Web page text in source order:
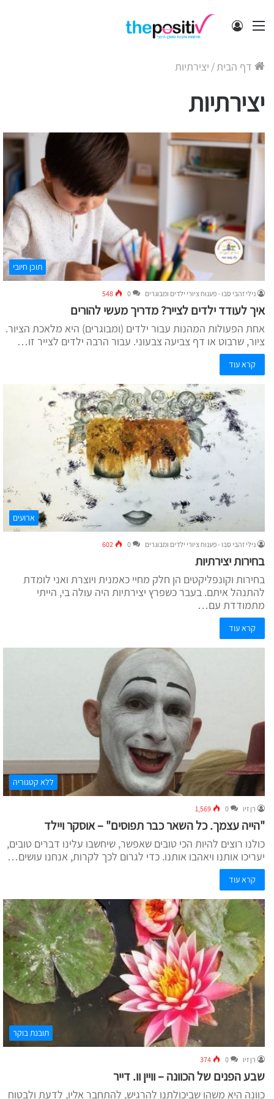
תפריט התחבר
דף הבית/ יצירתיות
יצירתיות
תוכן חיובי
נילי זהבי סבו - פענוח ציורי ילדים ומבוגרים 0
548
איך לעודד ילדים לצייר? מדריך מעשי להורים
אחת הפעולות המהנות עבור ילדים (ומבוגרים) היא מלאכת הציור.
ציור, שרבוט או דף צביעה צבעוני. עבור הרבה ילדים לצייר זו…
קרא עוד
ארועים
נילי זהבי סבו - פענוח ציורי ילדים ומבוגרים 0
602
בחירות יצירתיות
בחירות וקונפליקטים הן חלק מחיי כאמנית ויוצרת ואני לומדת
להתנהל איתם. בעבר כשפרץ יצירתיות היה עולה בי, הייתי
מתמודדת עם…
קרא עוד
ללא קטגוריה
רן זיו 0
1,569
"הייה עצמך. כל השאר כבר תפוסים" – אוסקר ויילד
כולנו רוצים להיות הכי טובים שאפשר, שיחשבו עלינו דברים טובים,
יעריכו אותנו ויאהבו אותנו. כדי לגרום לכך לקרות, אנחנו עושים…
קרא עוד
תובנת בוקר
רן זיו 0
374
שבע הפנים של הכוונה – וויין וו. דייר
כוונה היא משהו שביכולתנו להרגיש, להתחבר אליו, לדעת ולבטוח